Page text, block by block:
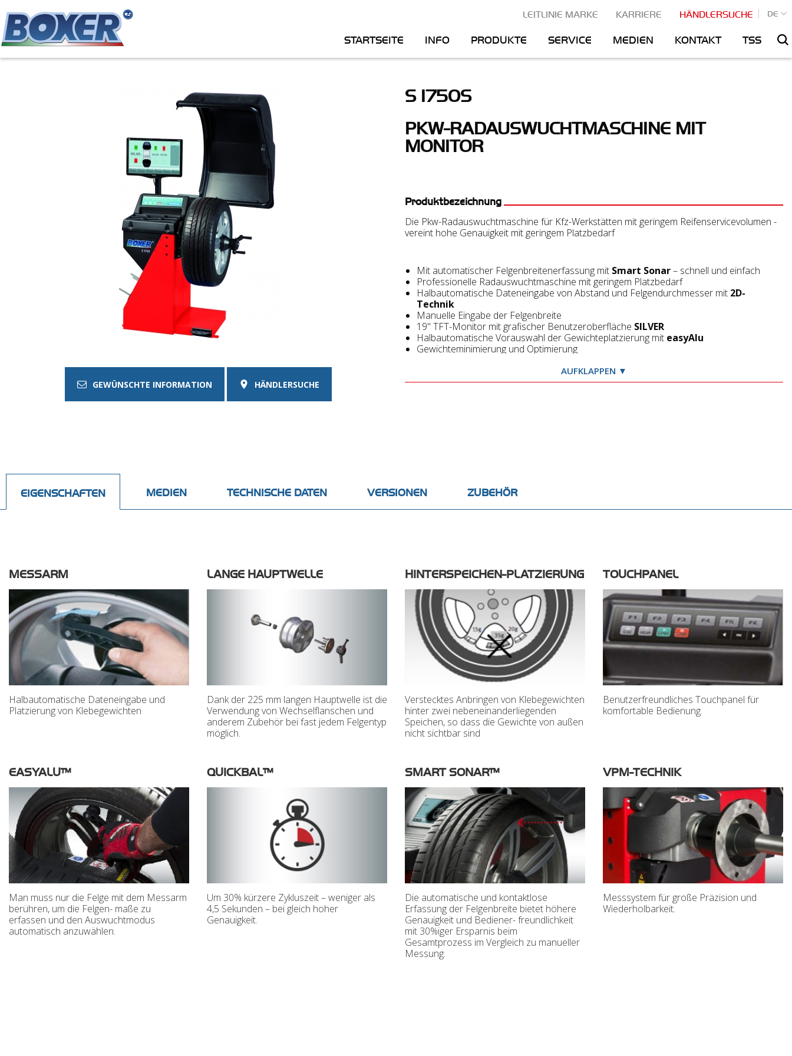
zum
Inhalt
Main
STARTSEITE INFO PRODUKTE SERVICE MEDIEN KONTAKT TSS
Secondary
navigation
LEITLINIE MARKE KARRIERE HÄNDLERSUCHE DE
GEWÜNSCHTE INFORMATION HÄNDLERSUCHE
S 1750S
PKW-RADAUSWUCHTMASCHINE MIT
MONITOR
Produktbezeichnung
Die Pkw-Radauswuchtmaschine für Kfz-Werkstätten mit geringem Reifenservicevolumen -
vereint hohe Genauigkeit mit geringem Platzbedarf
Mit automatischer Felgenbreitenerfassung mit Smart Sonar– schnell und einfach
Professionelle Radauswuchtmaschine mit geringem Platzbedarf
Halbautomatische Dateneingabe von Abstand und Felgendurchmesser mit 2D-
Technik
Manuelle Eingabe der Felgenbreite
19" TFT-Monitor mit grafischer Benutzeroberfläche SILVER
Halbautomatische Vorauswahl der Gewichteplatzierung mit easyAlu
Gewichteminimierung und Optimierung
Kurze Taktzeit (Start-Stopp) von nur 4.5 Sek. (15" Felge)
AUFKLAPPEN ▼
EIGENSCHAFTEN MEDIEN TECHNISCHE DATEN VERSIONEN ZUBEHÖR
MESSARM
Halbautomatische Dateneingabe und
Platzierung von Klebegewichten
LANGE HAUPTWELLE
Dank der 225 mm langen Hauptwelle ist die
Verwendung von Wechselflanschen und
anderem Zubehör bei fast jedem Felgentyp
möglich.
HINTERSPEICHEN-PLATZIERUNG
Verstecktes Anbringen von Klebegewichten
hinter zwei nebeneinanderliegenden
Speichen, so dass die Gewichte von außen
nicht sichtbar sind
TOUCHPANEL
Benutzerfreundliches Touchpanel für
komfortable Bedienung.
EASYALU™
Man muss nur die Felge mit dem Messarm
berühren, um die Felgen- maße zu
erfassen und den Auswuchtmodus
automatisch anzuwählen.
QUICKBAL™
Um 30% kürzere Zykluszeit – weniger als
4,5 Sekunden – bei gleich hoher
Genauigkeit.
SMART SONAR™
Die automatische und kontaktlose
Erfassung der Felgenbreite bietet höhere
Genauigkeit und Bediener- freundlichkeit
mit 30%iger Ersparnis beim
Gesamtprozess im Vergleich zu manueller
Messung.
VPM-TECHNIK
Messsystem für große Präzision und
Wiederholbarkeit.